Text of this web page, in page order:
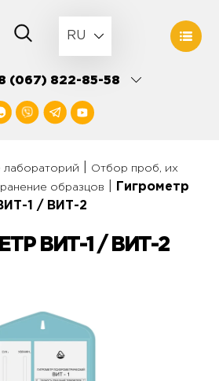
RU
(067) 822-85-58
Отбор проб, их
образцов
Гигрометр
1 / ВИТ-2
ВИТ-1 / ВИТ-2